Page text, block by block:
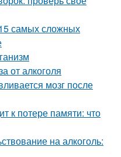
самых сложных
от алкоголя
мозг после
к потере памяти: что
на алкоголь: